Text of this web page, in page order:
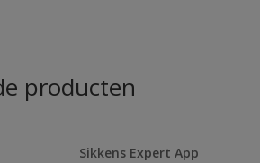
producten
Sikkens Expert App